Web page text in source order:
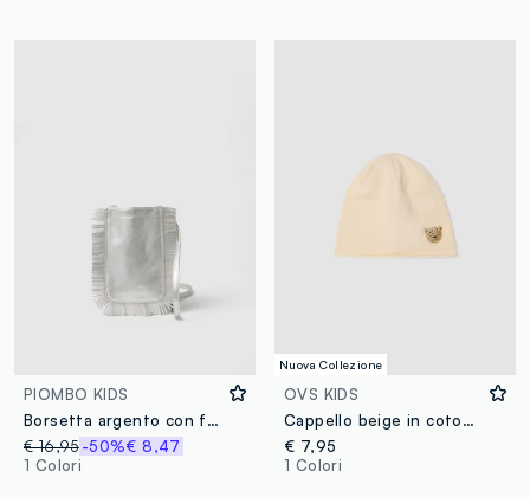
PIOMBO KIDS
Borsetta argento con frange per bimba
€ 16,95-50%€ 8,47
1 Colori
Nuova Collezione
OVS KIDS
Cappello beige in cotone elasticizzato con ghepardo per bambina
€ 7,95
1 Colori